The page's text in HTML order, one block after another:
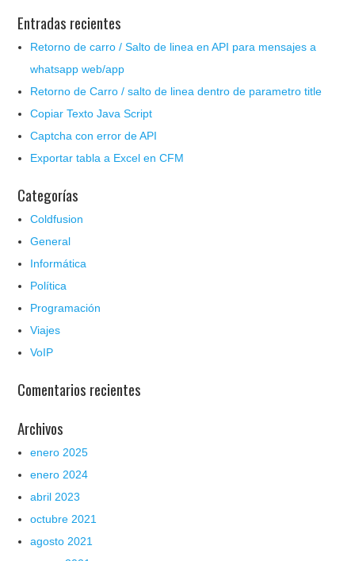
Entradas recientes
Retorno de carro / Salto de linea en API para mensajes a
whatsapp web/app
Retorno de Carro / salto de linea dentro de parametro title
Copiar Texto Java Script
Captcha con error de API
Exportar tabla a Excel en CFM
Categorías
Coldfusion
General
Informática
Política
Programación
Viajes
VoIP
Comentarios recientes
Archivos
enero 2025
enero 2024
abril 2023
octubre 2021
agosto 2021